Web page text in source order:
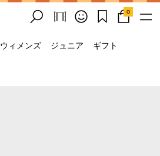
0
ウィメンズ ジュニア ギフト